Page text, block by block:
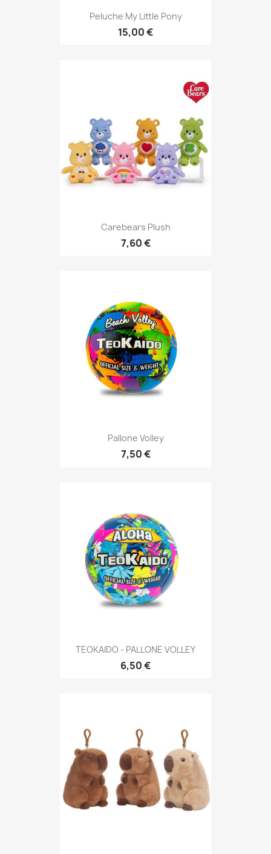
Peluche My Little Pony
15,00 €
Carebears Plush
7,60 €
Pallone Volley
7,50 €
TEOKAIDO - PALLONE VOLLEY
6,50 €